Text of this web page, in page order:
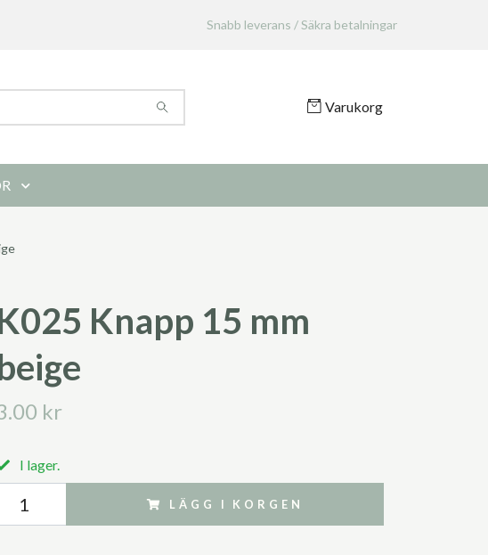
Snabb leverans / Säkra betalningar
Varukorg
Knapp 15 mm
kr
I lager.
LÄGG I KORGEN